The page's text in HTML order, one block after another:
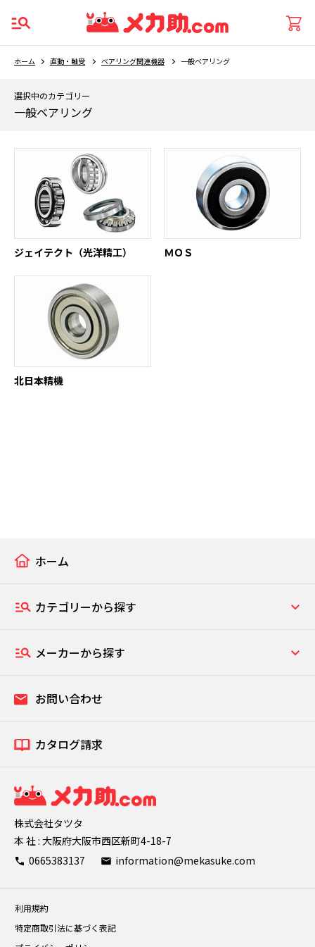
ホーム 直動・軸受 ベアリング関連機器 一般ベアリング
選択中のカテゴリー
一般ベアリング
ジェイテクト（光洋精工） ＭＯＳ
北日本精機
株式会社タツタ
本 社 : 大阪府大阪市西区新町4-18-7
0665383137
information@mekasuke.com
ホーム
カテゴリーから探す
メーカーから探す
お問い合わせ
カタログ請求
利用規約
特定商取引法に基づく表記